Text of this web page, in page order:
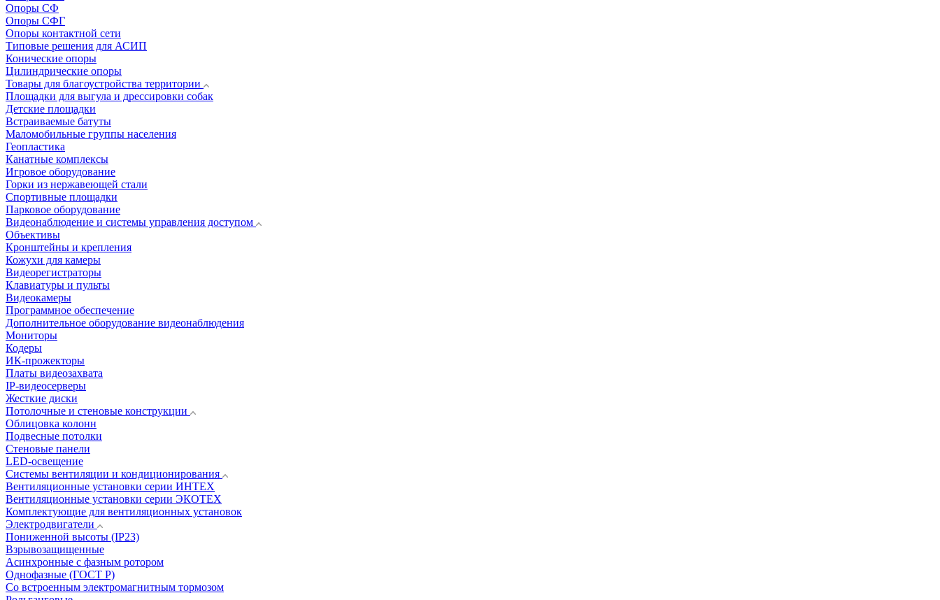
Опоры СФ
Опоры СФГ
Опоры контактной сети
Типовые решения для АСИП
Конические опоры
Цилиндрические опоры
Товары для благоустройства территории
Площадки для выгула и дрессировки собак
Детские площадки
Встраиваемые батуты
Маломобильные группы населения
Геопластика
Канатные комплексы
Игровое оборудование
Горки из нержавеющей стали
Спортивные площадки
Парковое оборудование
Видеонаблюдение и системы управления доступом
Объективы
Кронштейны и крепления
Кожухи для камеры
Видеорегистраторы
Клавиатуры и пульты
Видеокамеры
Программное обеспечение
Дополнительное оборудование видеонаблюдения
Мониторы
Кодеры
ИК-прожекторы
Платы видеозахвата
IP-видеосерверы
Жесткие диски
Потолочные и стеновые конструкции
Облицовка колонн
Подвесные потолки
Стеновые панели
LED-освещение
Системы вентиляции и кондиционирования
Вентиляционные установки серии ИНТЕХ
Вентиляционные установки серии ЭКОТЕХ
Комплектующие для вентиляционных установок
Электродвигатели
Пониженной высоты (IP23)
Взрывозащищенные
Асинхронные с фазным ротором
Однофазные (ГОСТ Р)
Со встроенным электромагнитным тормозом